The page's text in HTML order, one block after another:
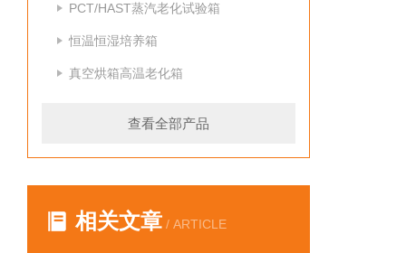
PCT/HAST蒸汽老化试验箱
恒温恒湿培养箱
真空烘箱高温老化箱
查看全部产品
相关文章 / ARTICLE